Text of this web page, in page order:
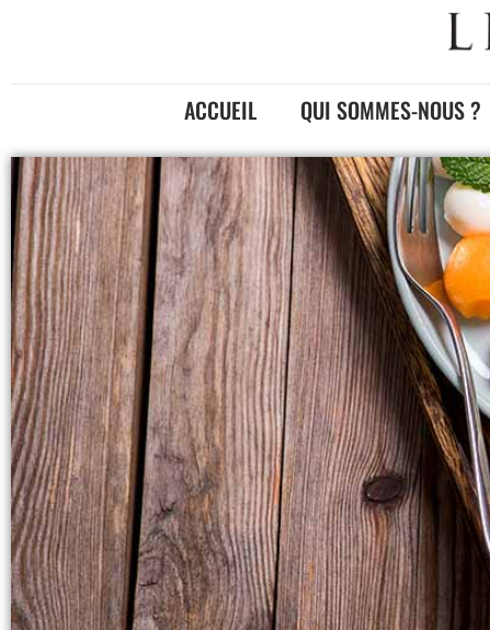
ACCUEIL QUI SOMMES-NOUS ?